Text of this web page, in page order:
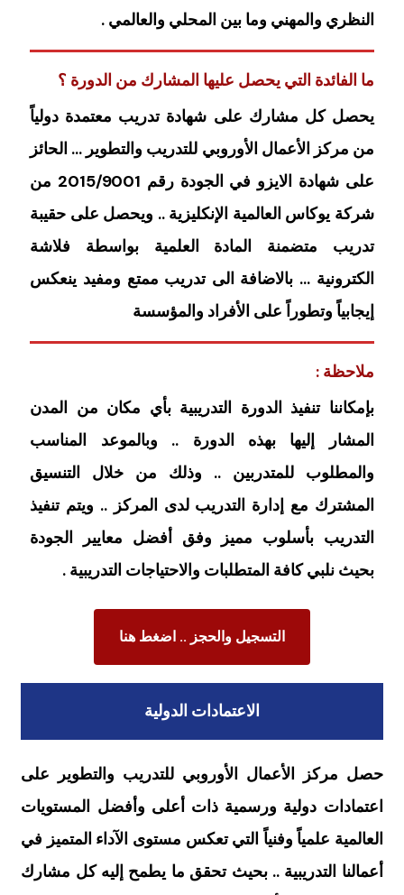
النظري والمهني وما بين المحلي والعالمي .
ما الفائدة التي يحصل عليها المشارك من الدورة ؟
يحصل كل مشارك على شهادة تدريب معتمدة دولياً
من مركز الأعمال الأوروبي للتدريب والتطوير … الحائز
على شهادة الايزو في الجودة رقم 2015/9001 من
شركة يوكاس العالمية الإنكليزية .. ويحصل على حقيبة
تدريب متضمنة المادة العلمية بواسطة فلاشة
الكترونية … بالاضافة الى تدريب ممتع ومفيد ينعكس
إيجابياً وتطوراً على الأفراد والمؤسسة
ملاحظة :
بإمكاننا تنفيذ الدورة التدريبية بأي مكان من المدن
المشار إليها بهذه الدورة .. وبالموعد المناسب
والمطلوب للمتدربين .. وذلك من خلال التنسيق
المشترك مع إدارة التدريب لدى المركز .. ويتم تنفيذ
التدريب بأسلوب مميز وفق أفضل معايير الجودة
بحيث نلبي كافة المتطلبات والاحتياجات التدريبية .
التسجيل والحجز .. اضغط هنا
الاعتمادات الدولية
حصل مركز الأعمال الأوروبي للتدريب والتطوير على
اعتمادات دولية ورسمية ذات أعلى وأفضل المستويات
العالمية علمياً وفنياً التي تعكس مستوى الآداء المتميز في
أعمالنا التدريبية .. بحيث تحقق ما يطمح إليه كل مشارك